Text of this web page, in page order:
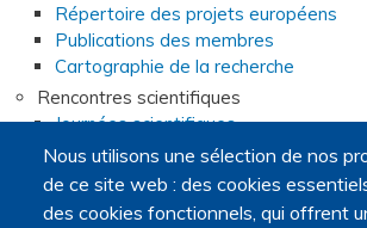
Nous utilisons une sélection de nos
de ce site web : des cookies
des cookies fonctionnels, qui offrent
Répertoire des projets européens
Publications des membres
Cartographie de la recherche
Rencontres scientifiques
Journées scientifiques
Journées jeunes chercheurs
Journées francophones internationales
Webinaires